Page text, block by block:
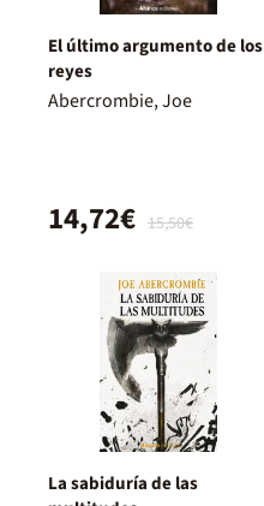
El último argumento de los
reyes
Abercrombie, Joe
15,50€
14,72€
La sabiduría de las